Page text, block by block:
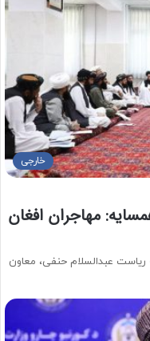
خارجی
مهاجران افغان
عبدالسلام حنفی، معاون